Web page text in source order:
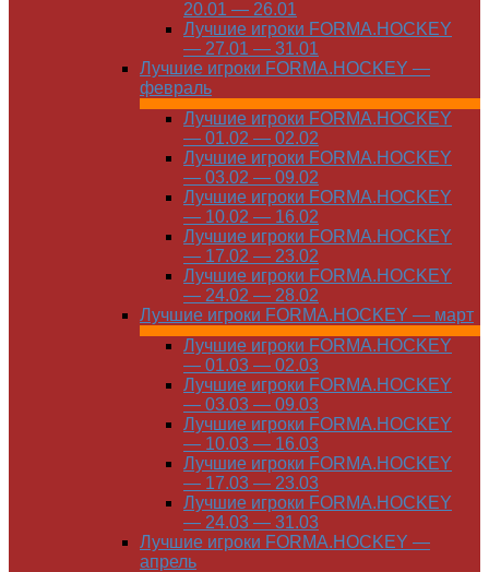
20.01 — 26.01
Лучшие игроки FORMA.HOCKEY
— 27.01 — 31.01
Лучшие игроки FORMA.HOCKEY —
февраль
Лучшие игроки FORMA.HOCKEY
— 01.02 — 02.02
Лучшие игроки FORMA.HOCKEY
— 03.02 — 09.02
Лучшие игроки FORMA.HOCKEY
— 10.02 — 16.02
Лучшие игроки FORMA.HOCKEY
— 17.02 — 23.02
Лучшие игроки FORMA.HOCKEY
— 24.02 — 28.02
Лучшие игроки FORMA.HOCKEY — март
Лучшие игроки FORMA.HOCKEY
— 01.03 — 02.03
Лучшие игроки FORMA.HOCKEY
— 03.03 — 09.03
Лучшие игроки FORMA.HOCKEY
— 10.03 — 16.03
Лучшие игроки FORMA.HOCKEY
— 17.03 — 23.03
Лучшие игроки FORMA.HOCKEY
— 24.03 — 31.03
Лучшие игроки FORMA.HOCKEY —
апрель